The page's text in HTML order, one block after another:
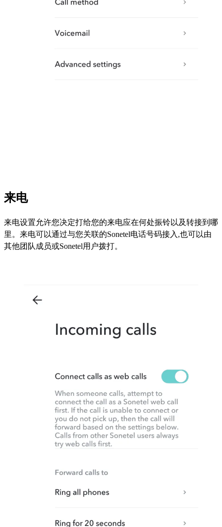
来电
来电设置允许您决定打给您的来电应在何处振铃以及转接到哪
里。来电可以通过与您关联的Sonetel电话号码接入,也可以由
其他团队成员或Sonetel用户拨打。